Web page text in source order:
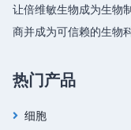
让倍维敏生物成为生物
商并成为可信赖的生物
热门产品
细胞